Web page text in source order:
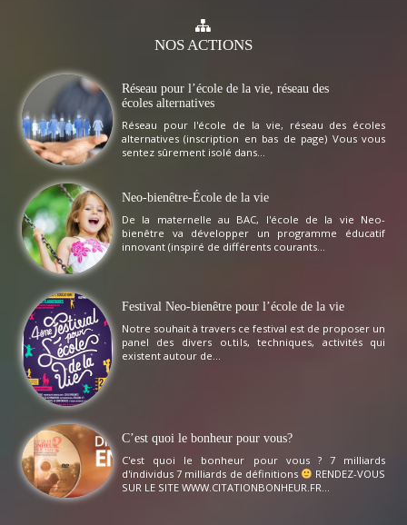
NOSACTIONS
Réseau pour l’école de la vie, réseau des
écoles alternatives
Réseau pour l'école de la vie, réseau des écoles
alternatives (inscription en bas de page) Vous vous
sentez sûrement isolé dans...
Neo-bienêtre-École de la vie
De la maternelle au BAC, l'école de la vie Neo-
bienêtre va développer un programme éducatif
innovant (inspiré de différents courants...
Festival Neo-bienêtre pour l’école de la vie
Notre souhait à travers ce festival est de proposer un
panel des divers outils, techniques, activités qui
existent autour de...
C’est quoi le bonheur pour vous?
C'est quoi le bonheur pour vous ? 7 milliards
d'individus 7 milliards de définitions
RENDEZ-VOUS
SUR LE SITE WWW.CITATIONBONHEUR.FR...